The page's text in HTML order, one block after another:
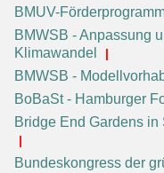
BMUV-
BMWSB - Anpassung
Klimawandel
BMWSB -
BoBaSt - Hamburger
Bridge End Gardens
Bundeskongress der